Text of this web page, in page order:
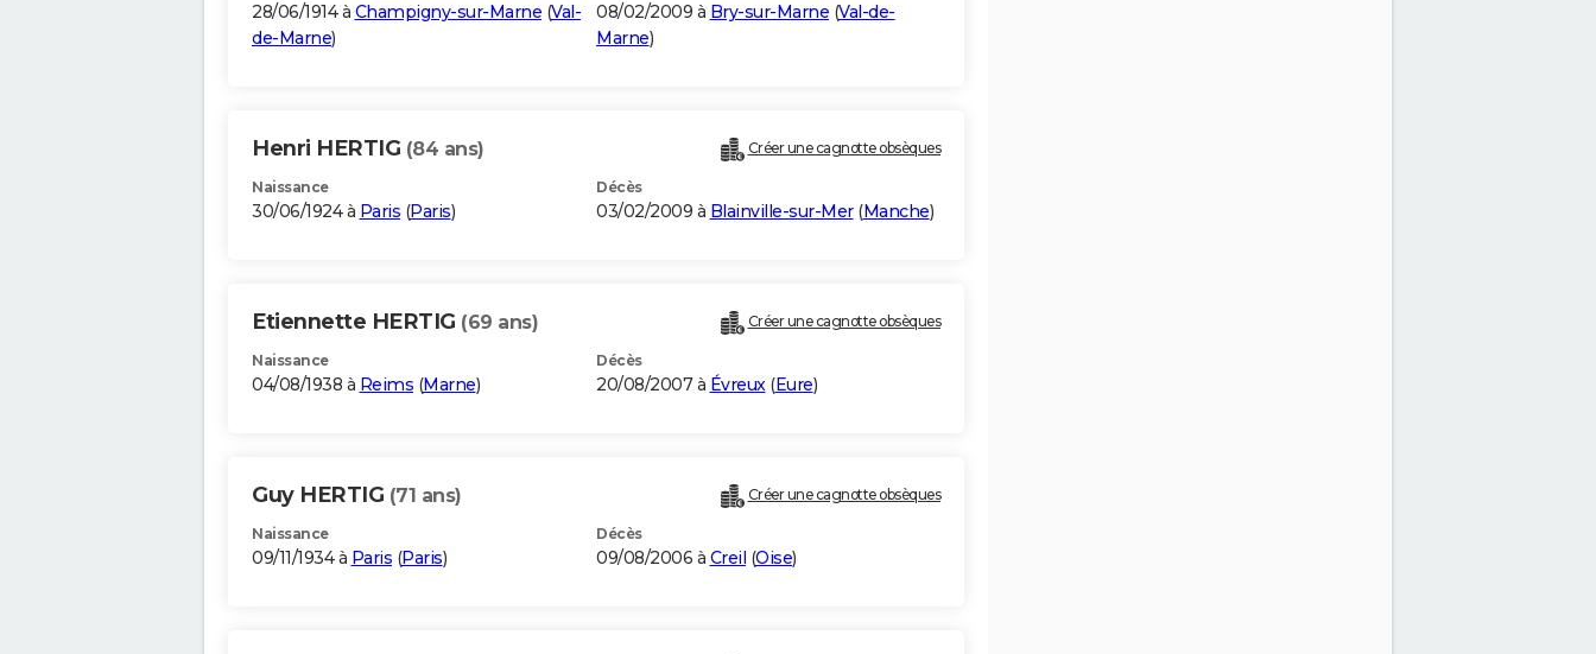
28/06/1914 à Champigny-sur-Marne (Val-
de-Marne)
08/02/2009 à Bry-sur-Marne (Val-de-
Marne)
Henri HERTIG (84 ans) Créer une cagnotte obsèques
Naissance
30/06/1924 à Paris (Paris)
Décès
03/02/2009 à Blainville-sur-Mer(Manche)
Etiennette HERTIG (69 ans) Créer une cagnotte obsèques
Naissance
04/08/1938 à Reims (Marne)
Décès
20/08/2007 à Évreux(Eure)
Guy HERTIG (71 ans) Créer une cagnotte obsèques
Naissance
09/11/1934 à Paris (Paris)
Décès
09/08/2006 à Creil (Oise)